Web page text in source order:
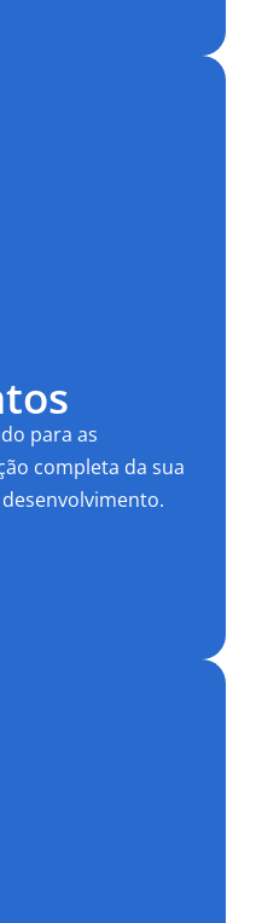
para as
completa da sua